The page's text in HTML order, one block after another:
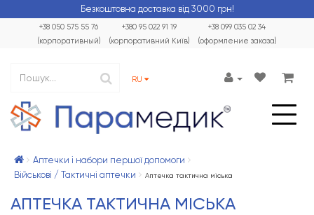
Безкоштовна доставка від 3000 грн!
+38 099 035 02 34
(оформление заказа)
+38 050 575 55 76
(корпоративный)
+380 95 022 91 19
(корпоративний Київ)
RU
Аптечки і набори першої допомоги
Військові / Тактичні аптечки
Аптечка тактична міська
АПТЕЧКА ТАКТИЧНА МІСЬКА